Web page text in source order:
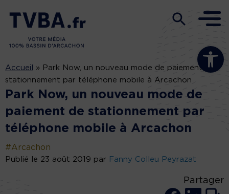
Ouvrir la
Accueil » Park Now, un nouveau mode de paiement de
stationnement par téléphone mobile à Arcachon
Park Now, un nouveau mode de
paiement de stationnement par
téléphone mobile à Arcachon
#Arcachon
Publié le 23 août 2019 par Fanny Colleu Peyrazat
Partager